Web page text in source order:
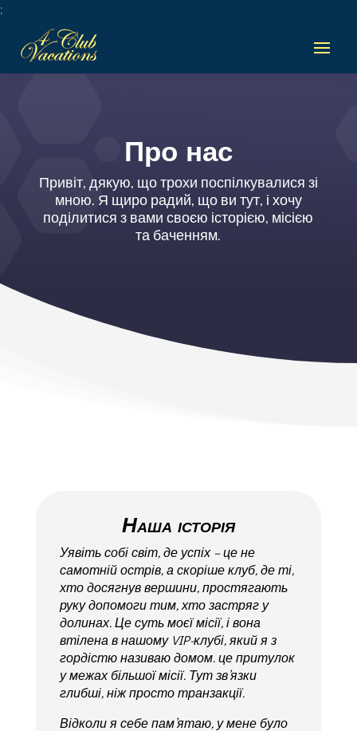
;
Про нас
Привіт, дякую, що трохи поспілкувалися зі
мною. Я щиро радий, що ви тут, і хочу
поділитися з вами своєю історією, місією
та баченням.
Наша історія
Уявіть собі світ, де успіх – це не
самотній острів, а скоріше клуб, де ті,
хто досягнув вершини, простягають
руку допомоги тим, хто застряг у
долинах. Це суть моєї місії, і вона
втілена в нашому VIP-клубі, який я з
гордістю називаю домом. це притулок
у межах більшої місії. Тут зв’язки
глибші, ніж просто транзакції.
Відколи я себе пам’ятаю, у мене було